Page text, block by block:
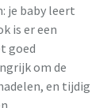
je baby leert
is er een
goed
om de
en tijdig